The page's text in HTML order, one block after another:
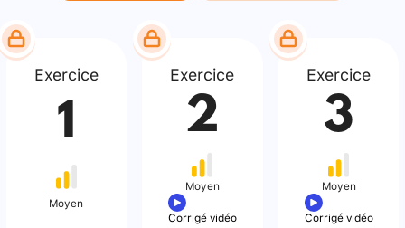
Exercice
1
Moyen
Exercice
2
Moyen
Corrigé vidéo
Exercice
3
Moyen
Corrigé vidéo